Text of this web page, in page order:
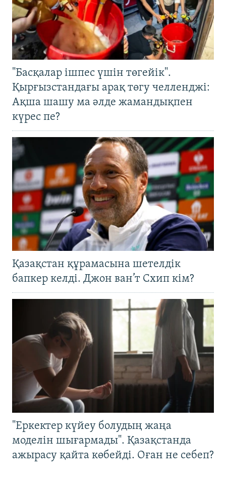
"Басқалар ішпес үшін төгейік".
Қырғызстандағы арақ төгу челленджі:
Ақша шашу ма әлде жамандықпен
күрес пе?
Қазақстан құрамасына шетелдік
бапкер келді. Джон ван’т Схип кім?
"Еркектер күйеу болудың жаңа
моделін шығармады". Қазақстанда
ажырасу қайта көбейді. Оған не себеп?